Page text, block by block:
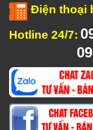
Điện thoại
Hotline 24/7:
0983